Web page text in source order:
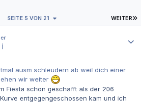
WEITER
SEITE 5 VON 21
j
ausm schleudern ab weil dich einer
wir weiter
Fiesta schon geschafft als der 206
entgegengeschossen kam und ich